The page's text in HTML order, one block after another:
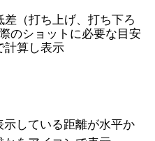
（打ち上げ、打ち下ろ
のショットに必要な目安
計算し表示
している距離が水平か